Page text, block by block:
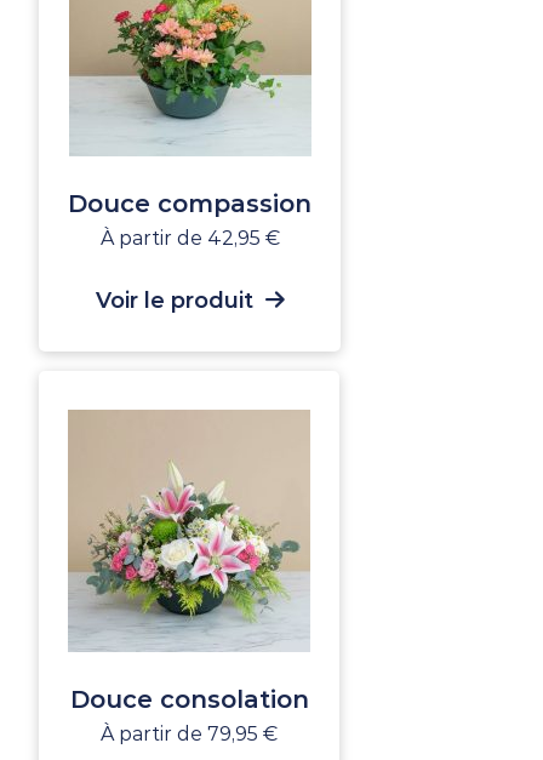
Douce compassion
À partir de 42,95 €
Voir le produit
Douce consolation
À partir de 79,95 €